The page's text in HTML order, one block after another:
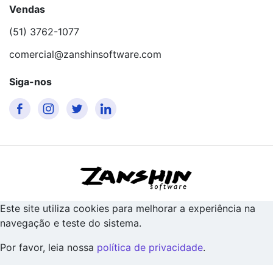
Vendas
(51) 3762-1077
comercial@zanshinsoftware.com
Siga-nos
Este site utiliza cookies para melhorar a experiência na
navegação e teste do sistema.
Por favor, leia nossa política de privacidade.